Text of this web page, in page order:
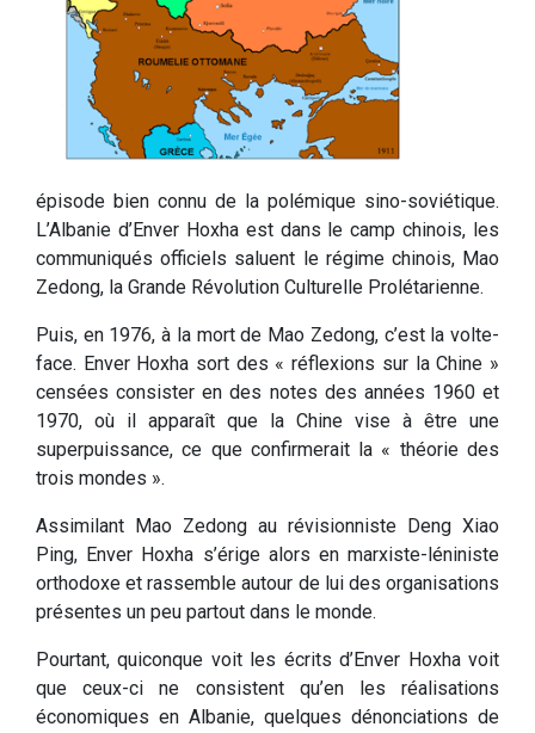
épisode bien connu de la polémique sino-soviétique.
L’Albanie d’Enver Hoxha est dans le camp chinois, les
communiqués officiels saluent le régime chinois, Mao
Zedong, la Grande Révolution Culturelle Prolétarienne.
Puis, en 1976, à la mort de Mao Zedong, c’est la volte-
face. Enver Hoxha sort des « réflexions sur la Chine »
censées consister en des notes des années 1960 et
1970, où il apparaît que la Chine vise à être une
superpuissance, ce que confirmerait la « théorie des
trois mondes ».
Assimilant Mao Zedong au révisionniste Deng Xiao
Ping, Enver Hoxha s’érige alors en marxiste-léniniste
orthodoxe et rassemble autour de lui des organisations
présentes un peu partout dans le monde.
Pourtant, quiconque voit les écrits d’Enver Hoxha voit
que ceux-ci ne consistent qu’en les réalisations
économiques en Albanie, quelques dénonciations de